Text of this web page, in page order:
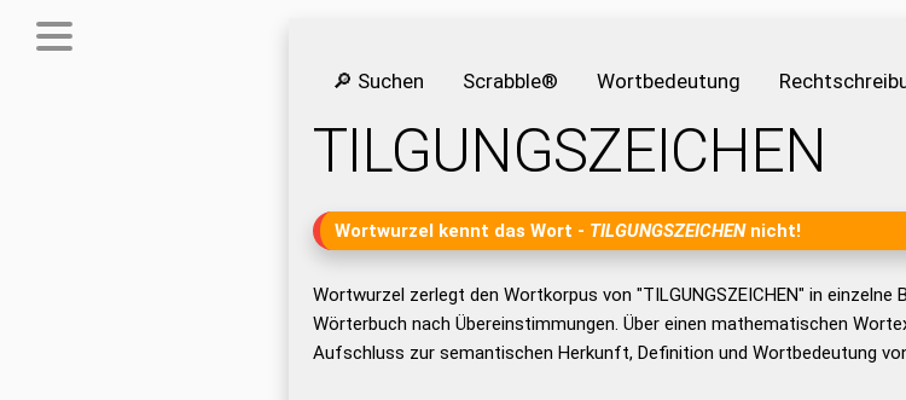
🔎 Suchen Scrabble® Wortbedeutung
TILGUNGSZEICHEN
Wortwurzel kennt das Wort - TILGUNGSZEICHENnicht!
Wortwurzel zerlegt den Wortkorpus von "TILGUNGSZEICHEN" in
Wörterbuch nach Übereinstimmungen. Über einen mathematischen
Aufschluss zur semantischen Herkunft, Definition und Wortbedeutung von